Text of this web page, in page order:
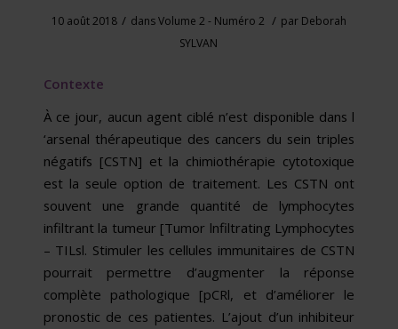
10 août 2018 / dansVolume 2 - Numéro 2 / par Deborah
SYLVAN
Contexte
À ce jour, aucun agent ciblé n’est disponible dans l
‘arsenal thérapeutique des cancers du sein triples
négatifs [CSTN] et la chimiothérapie cytotoxique
est la seule option de traitement. Les CSTN ont
souvent une grande quantité de lymphocytes
infiltrant la tumeur [Tumor lnfiltrating Lymphocytes
– TILsl. Stimuler les cellules immunitaires de CSTN
pourrait permettre d’augmenter la réponse
complète pathologique [pCRl, et d’amé­liorer le
pronostic de ces patientes. L’ajout d’un inhibiteur